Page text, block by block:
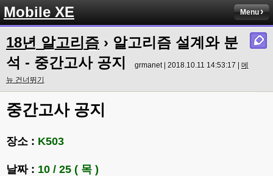
Mobile XE Menu
18년 알고리즘 › 알고리즘 설계와 분
석 - 중간고사 공지
grmanet | 2018.10.11 14:53:17 | 메
뉴 건너뛰기
중간고사 공지
장소 : K503
날짜 : 10 / 25 ( 목 )